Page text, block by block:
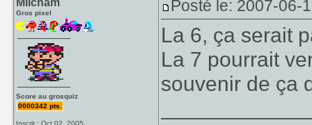
Milcham
Gros pixel
Score au grosquiz
0000342 pts.
Inscrit : Oct 02, 2005
Posté le: 2007-06-
La 6, ça serait
La 7 pourrait
souvenir de ça